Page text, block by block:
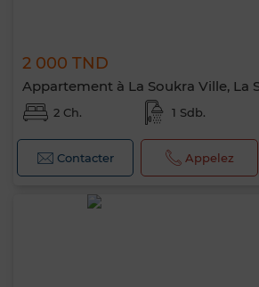
2 000 TND
Appartement à La Soukra Ville, La
2 Ch. 1 Sdb.
Contacter Appelez